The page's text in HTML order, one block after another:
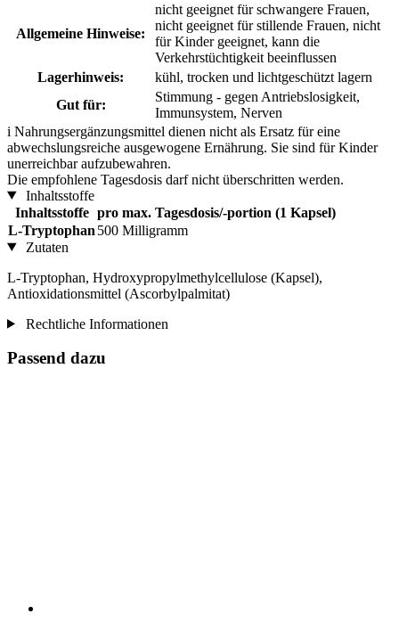
Allgemeine Hinweise:
nicht geeignet für schwangere Frauen,
nicht geeignet für stillende Frauen, nicht
für Kinder geeignet, kann die
Verkehrstüchtigkeit beeinflussen
Lagerhinweis:
kühl, trocken und lichtgeschützt lagern
Gut für:
Stimmung - gegen Antriebslosigkeit,
Immunsystem, Nerven
i Nahrungsergänzungsmittel dienen nicht als Ersatz für eine
abwechslungsreiche ausgewogene Ernährung. Sie sind für Kinder
unerreichbar aufzubewahren.
Die empfohlene Tagesdosis darf nicht überschritten werden.
Inhaltsstoffe
Inhaltsstoffe pro max. Tagesdosis/-portion (1 Kapsel)
L-Tryptophan 500 Milligramm
Zutaten
L-Tryptophan, Hydroxypropylmethylcellulose (Kapsel),
Antioxidationsmittel (Ascorbylpalmitat)
Rechtliche Informationen
Passend dazu